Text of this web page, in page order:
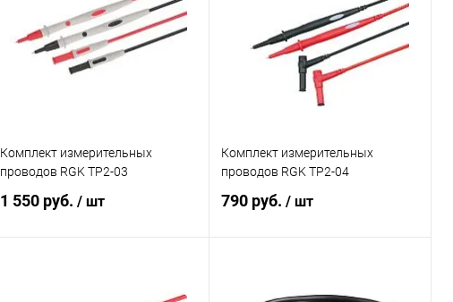
Купить в 1 клик Сравнение
В избранное Под заказ
Сравнение
В избранное Под заказ
Комплект измерительных
проводов RGK TP2-03
1 550 руб. / шт
Комплект измерительных
проводов RGK TP2-04
790 руб./ шт